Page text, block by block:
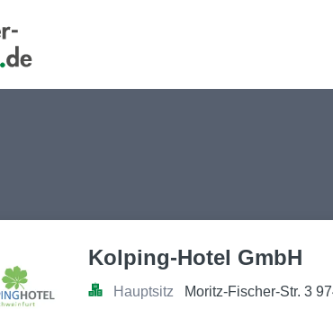
Kolping-Hotel GmbH
Hauptsitz
Moritz-Fischer-Str. 3